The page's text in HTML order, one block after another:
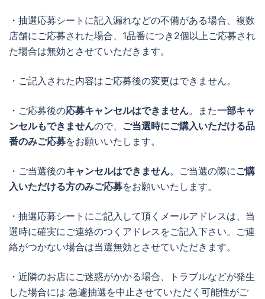
・抽選応募シートに記入漏れなどの不備がある場合、複数
店舗にご応募された場合、1品番につき2個以上ご応募され
た場合は無効とさせていただきます。
・ご記入された内容はご応募後の変更はできません。
・ご応募後の応募キャンセルはできません。また一部キャ
ンセルもできませんので、 ご当選時にご購入いただける品
番のみご応募をお願いいたします。
・ご当選後のキャンセルはできません。ご当選の際にご購
入いただける方のみご応募をお願いいたします。
・抽選応募シートにご記入して頂くメールアドレスは、当
選時に確実にご連絡のつくアドレスをご記入下さい。ご連
絡がつかない場合は当選無効とさせていただきます。
・近隣のお店にご迷惑がかかる場合、トラブルなどが発生
した場合には 急遽抽選を中止させていただく可能性がご